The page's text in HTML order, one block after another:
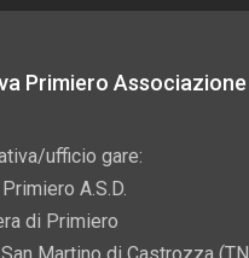
Primiero
ufficio gare:
A.S.D.
di Primiero
Martino di Castrozza